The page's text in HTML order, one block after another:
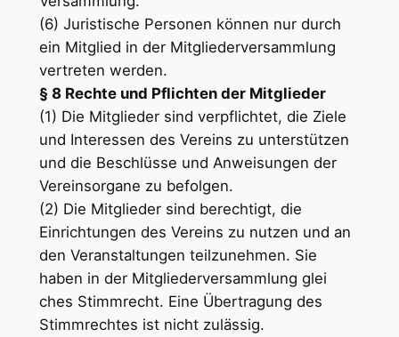
(6) Juristische Personen können nur durch
ein Mitglied in der Mitgliederversammlung
vertreten werden.
§ 8 Rechte und Pflichten der Mitglieder
(1) Die Mitglieder sind verpflichtet, die Ziele
und Interessen des Vereins zu unterstützen
und die Beschlüsse und Anweisungen der
Vereinsorgane zu befolgen.
(2) Die Mitglieder sind berechtigt, die
Einrichtungen des Vereins zu nutzen und an
den Veranstaltungen teilzunehmen. Sie
haben in der Mitgliederversammlung glei
ches Stimmrecht. Eine Übertragung des
Stimmrechtes ist nicht zulässig.